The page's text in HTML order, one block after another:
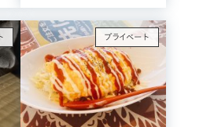
プライベート